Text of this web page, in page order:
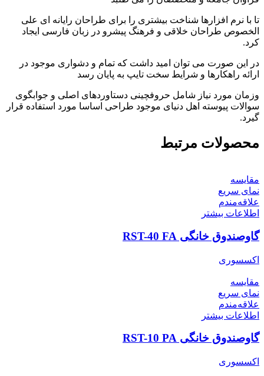
تا با نرم افزارها شناخت بیشتری را برای طراحان رایانه ای علی
الخصوص طراحان خلاقی و فرهنگ پیشرو در زبان فارسی ایجاد
کرد.
در این صورت می توان امید داشت که تمام و دشواری موجود در
ارائه راهکارها و شرایط سخت تایپ به پایان رسد
وزمان مورد نیاز شامل حروفچینی دستاوردهای اصلی و جوابگوی
سوالات پیوسته اهل دنیای موجود طراحی اساسا مورد استفاده قرار
گیرد.
محصولات مرتبط
مقایسه
نمای سریع
علاقه‌مندم
اطلاعات بیشتر
گاوصندوق خانگی RST-40 FA
اکسسوری
مقایسه
نمای سریع
علاقه‌مندم
اطلاعات بیشتر
گاوصندوق خانگی RST-10 PA
اکسسوری